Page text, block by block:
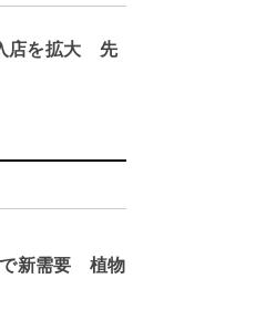
店を拡大 先
で新需要 植物